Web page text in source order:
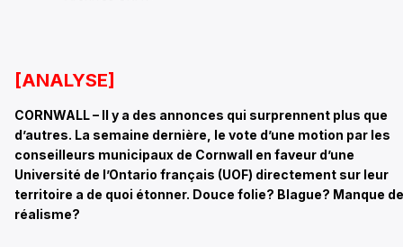
[ANALYSE]
CORNWALL – Il y a des annonces qui surprennent plus que
d’autres. La semaine dernière, le vote d’une motion par les
conseilleurs municipaux de Cornwall en faveur d’une
Université de l’Ontario français (UOF) directement sur leur
territoire a de quoi étonner. Douce folie? Blague? Manque de
réalisme?